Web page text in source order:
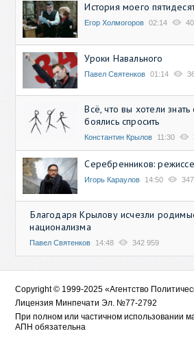
История моего
Егор Холмогоров 02:14
Уроки Навального
Павел Святенков 01:14
Всё, что вы хотели
боялись спросить
Константин Крылов 11:30
Серебренников:
Игорь Караулов 14:50
Благодаря Крылову исчезли
национализма
Павел Святенков 14:48 342 959
Copyright © 1999-2025 «Агентство
Лицензия Минпечати Эл. №77-2792
При полном или частичном использовании
АПН обязательна